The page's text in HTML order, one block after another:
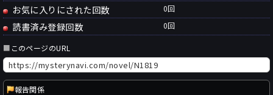
お気に入りにされた回数 0回
読書済み登録回数 0回
■ このページのURL
報告関係